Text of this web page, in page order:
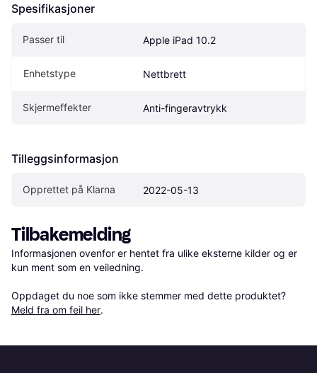
Spesifikasjoner
Passer til Apple iPad 10.2
Enhetstype Nettbrett
Skjermeffekter Anti-fingeravtrykk
Tilleggsinformasjon
Opprettet på Klarna 2022-05-13
Tilbakemelding
Informasjonen ovenfor er hentet fra ulike eksterne kilder og er
kun ment som en veiledning.
Oppdaget du noe som ikke stemmer med dette produktet?
Meld fra om feil her.